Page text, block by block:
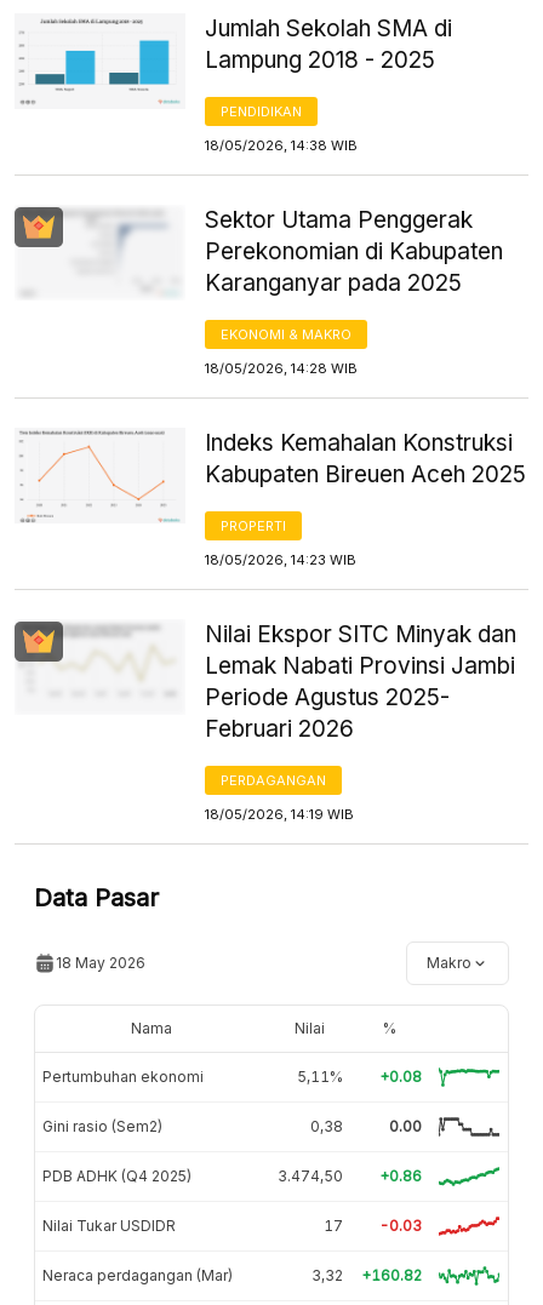
Jumlah Sekolah SMA di
Lampung 2018 - 2025
PENDIDIKAN
18/05/2026, 14:38 WIB
Sektor Utama Penggerak
Perekonomian di Kabupaten
Karanganyar pada 2025
EKONOMI & MAKRO
18/05/2026, 14:28 WIB
Indeks Kemahalan Konstruksi
Kabupaten Bireuen Aceh 2025
PROPERTI
18/05/2026, 14:23 WIB
Nilai Ekspor SITC Minyak dan
Lemak Nabati Provinsi Jambi
Periode Agustus 2025-
Februari 2026
PERDAGANGAN
18/05/2026, 14:19 WIB
Data Pasar
18 May 2026 Makro
Nama Nilai %
Pertumbuhan ekonomi 5,11% +0.08
Gini rasio (Sem2) 0,38 0.00
PDB ADHK (Q4 2025) 3.474,50 +0.86
Nilai Tukar USDIDR 17 -0.03
Neraca perdagangan (Mar) 3,32 +160.82